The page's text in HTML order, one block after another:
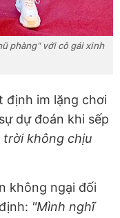
phàng" với cô gái xinh
định im lặng chơi
dự đoán khi sếp
trời không chịu
không ngại đối
"Mình nghĩ